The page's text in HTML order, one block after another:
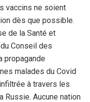
vaccins ne soient
dès que possible.
de la Santé et
Conseil des
propagande
malades du Covid
à travers les
Aucune nation